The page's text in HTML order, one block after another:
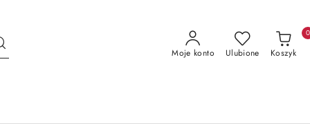
Moje konto Ulubione Koszyk
0